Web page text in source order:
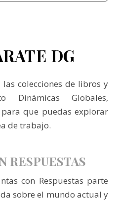
DG
Dinámicas Globales,
que puedas explorar
de trabajo.
RESPUESTAS
con Respuestas parte
sobre el mundo actual y